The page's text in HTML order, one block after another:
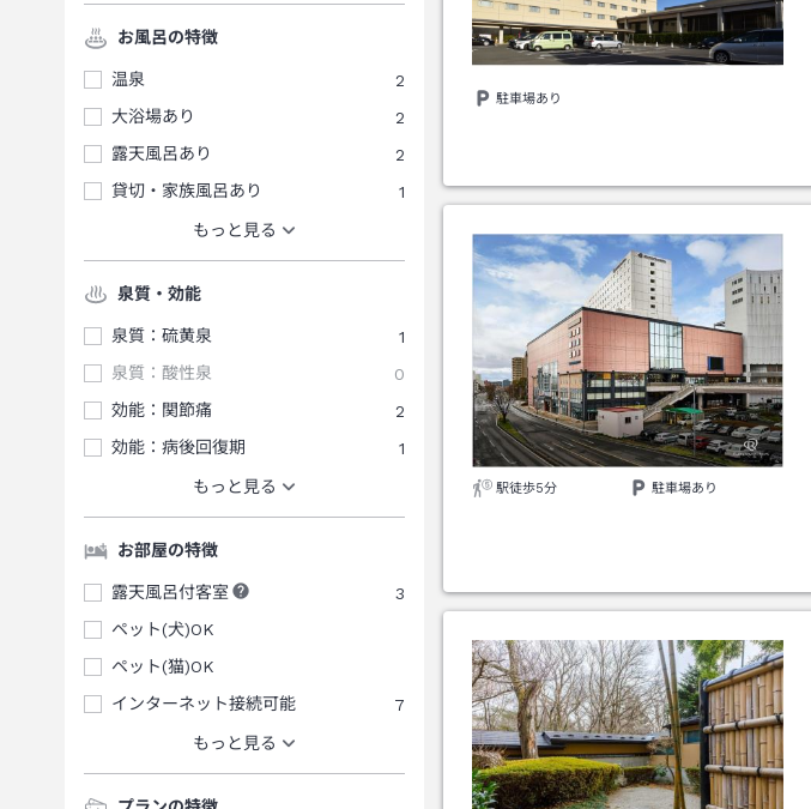
お風呂の特徴
温泉
2
大浴場あり
2
露天風呂あり
2
貸切・家族風呂あり
1
もっと見る
泉質・効能
泉質：硫黄泉
1
泉質：酸性泉
0
効能：関節痛
2
効能：病後回復期
1
もっと見る
お部屋の特徴
露天風呂付客室
3
ペット(犬)OK
ペット(猫)OK
インターネット接続可能
7
もっと見る
駐車場あり
駅徒歩5分 駐車場あり